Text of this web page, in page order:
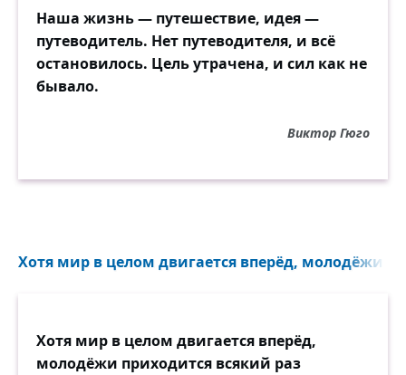
Наша жизнь — путешествие, идея —
путеводитель. Нет путеводителя, и всё
остановилось. Цель утрачена, и сил как не
бывало.
Виктор Гюго
Хотя мир в целом двигается вперёд, молодёжи
Хотя мир в целом двигается вперёд,
молодёжи приходится всякий раз